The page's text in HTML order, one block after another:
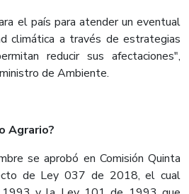
el país para atender un eventual
climática a través de estrategias
reducir sus afectaciones",
de Ambiente.
Agrario?
se aprobó en Comisión Quinta
de Ley 037 de 2018, el cual